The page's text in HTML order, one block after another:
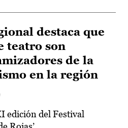
destaca que
teatro son
de la
en la región
edición del Festival